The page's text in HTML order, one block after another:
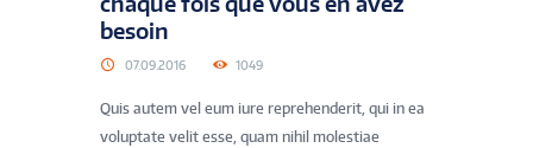
besoin
07.09.2016 1049
Quis autem vel eum iure reprehenderit, qui in ea
voluptate velit esse, quam nihil molestiae